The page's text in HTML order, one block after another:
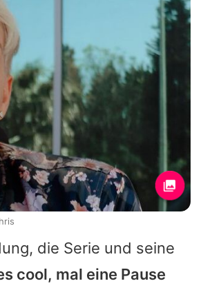
die Serie und seine
cool, mal eine Pause